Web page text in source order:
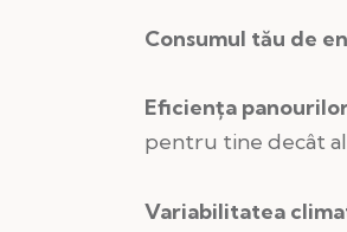
Consumul tău de
Eficiența
pentru tine decât
Variabilitatea